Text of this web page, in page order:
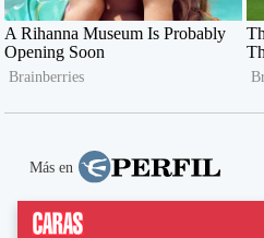
Más en